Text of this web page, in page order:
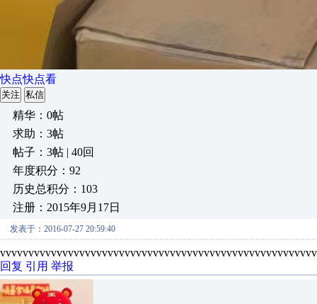
快点快点看
关注 私信
精华：0帖
求助：3帖
帖子：3帖 | 40回
年度积分：92
历史总积分：103
注册：2015年9月17日
发表于：2016-07-27 20:59:40
vvvvvvvvvvvvvvvvvvvvvvvvvvvvvvvvvvvvvvvvvvvvvvvvvvvvvvvv
回复 引用 举报